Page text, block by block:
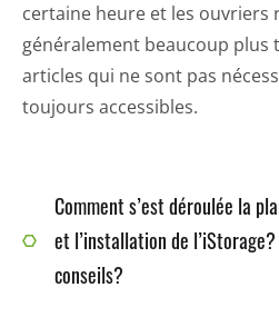
certaine heure et les ouvriers
généralement beaucoup plus
articles qui ne sont pas
toujours accessibles.
Comment s’est déroulée la
et l’installation de
conseils?